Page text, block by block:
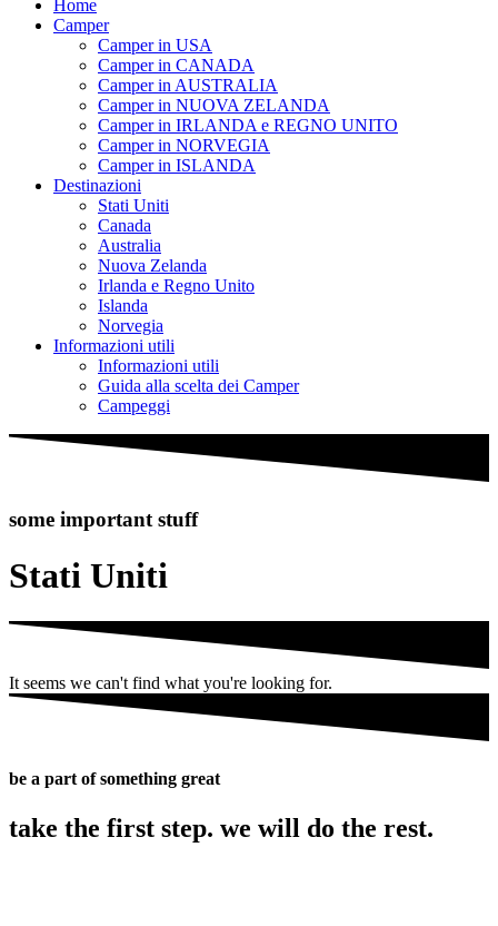
Home
Camper
Camper in USA
Camper in CANADA
Camper in AUSTRALIA
Camper in NUOVA ZELANDA
Camper in IRLANDA e REGNO UNITO
Camper in NORVEGIA
Camper in ISLANDA
Destinazioni
Stati Uniti
Canada
Australia
Nuova Zelanda
Irlanda e Regno Unito
Islanda
Norvegia
Informazioni utili
Informazioni utili
Guida alla scelta dei Camper
Campeggi
some important stuff
Stati Uniti
It seems we can't find what you're looking for.
be a part of something great
take the first step. we will do the rest.